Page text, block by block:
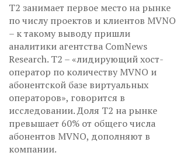
Т2 занимает первое место на рынке
по числу проектов и клиентов MVNO
– к такому выводу пришли
аналитики агентства ComNews
Research. Т2 – «лидирующий хост-
оператор по количеству MVNO и
абонентской базе виртуальных
операторов», говорится в
исследовании. Доля Т2 на рынке
превышает 60% от общего числа
абонентов MVNO, дополняют в
компании.